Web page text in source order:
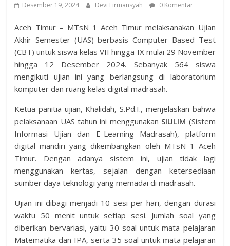
Desember 19, 2024 Devi Firmansyah 0 Komentar
Aceh Timur – MTsN 1 Aceh Timur melaksanakan Ujian
Akhir Semester (UAS) berbasis Computer Based Test
(CBT) untuk siswa kelas VII hingga IX mulai 29 November
hingga 12 Desember 2024. Sebanyak 564 siswa
mengikuti ujian ini yang berlangsung di laboratorium
komputer dan ruang kelas digital madrasah.
Ketua panitia ujian, Khalidah, S.Pd.I., menjelaskan bahwa
pelaksanaan UAS tahun ini menggunakan SIULIM (Sistem
Informasi Ujian dan E-Learning Madrasah), platform
digital mandiri yang dikembangkan oleh MTsN 1 Aceh
Timur. Dengan adanya sistem ini, ujian tidak lagi
menggunakan kertas, sejalan dengan ketersediaan
sumber daya teknologi yang memadai di madrasah.
Ujian ini dibagi menjadi 10 sesi per hari, dengan durasi
waktu 50 menit untuk setiap sesi. Jumlah soal yang
diberikan bervariasi, yaitu 30 soal untuk mata pelajaran
Matematika dan IPA, serta 35 soal untuk mata pelajaran